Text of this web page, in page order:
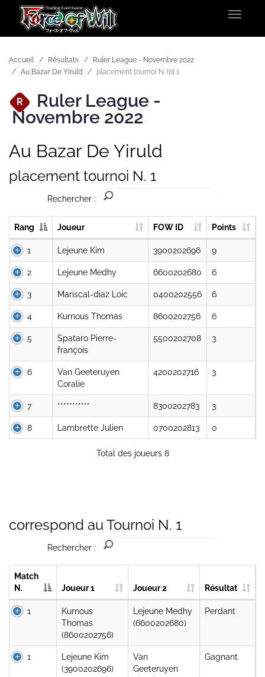
Toggle
Accueil Résultats
Ruler League - Novembre 2022
Au Bazar De Yiruld
placement tournoi N. {0} 1
R Ruler League -
Novembre 2022
Au Bazar De Yiruld
placement tournoi N. 1
Rechercher :
Rang Joueur FOW ID Points
1 Lejeune Kim 3900202696 9
2 Lejeune Medhy 6600202680 6
3 Mariscal-diaz Loic 0400202556 6
4 Kurnous Thomas 8600202756 6
5
Spataro Pierre-
françois
5500202708 3
6
Van Geeteruyen
Coralie
4200202716 3
7 *********** 8300202783 3
8 Lambrette Julien 0700202813 0
Total des joueurs 8
correspond au Tournoi N. 1
Rechercher :
Match
N.
Joueur 1 Joueur 2 Résultat
1
Kurnous
Thomas
(8600202756)
Lejeune Medhy
(6600202680)
Perdant
1
Lejeune Kim
(3900202696)
Van
Geeteruyen
Gagnant